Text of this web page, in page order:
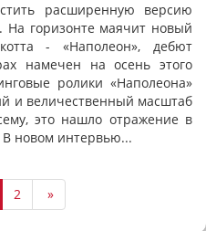
расширенную версию
На горизонте маячит новый
- «Наполеон», дебют
намечен на осень этого
ролики «Наполеона»
и величественный масштаб
это нашло отражение в
В новом интервью...
2 »